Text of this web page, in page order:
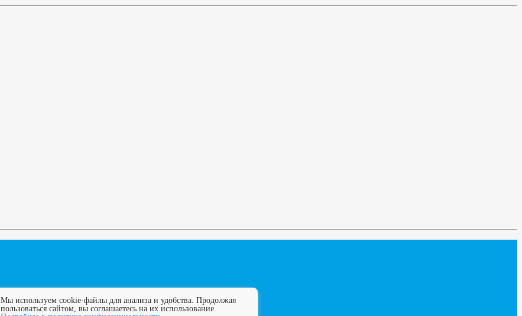
Мы используем cookie-файлы для анализа и удобства. Продолжая
пользоваться сайтом, вы соглашаетесь на их использование.